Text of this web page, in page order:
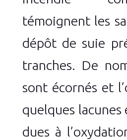
témoignent les
dépôt de suie
tranches. De
sont écornés et
quelques
dues à